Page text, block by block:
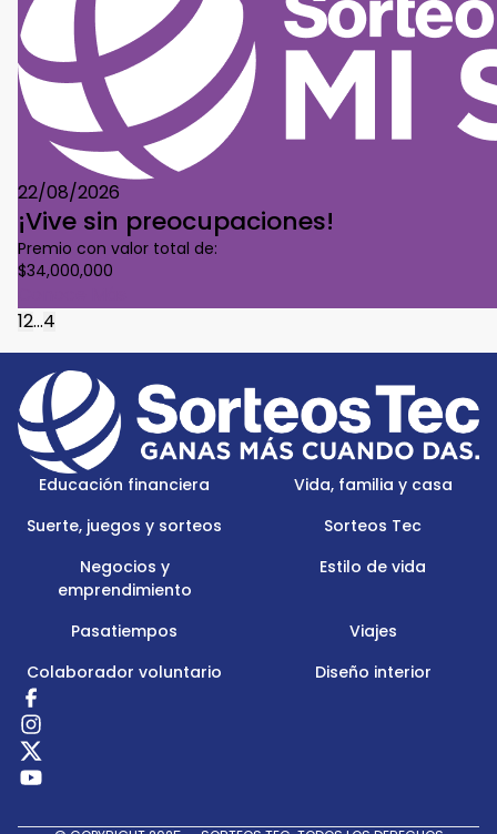
22/08/2026
¡Vive sin preocupaciones!
Premio con valor total de:
$34,000,000
12...4
Footer
Menu
Logo
Educación financiera
Vida, familia y casa
Suerte, juegos y sorteos
Sorteos Tec
Negocios y
emprendimiento
Estilo de vida
Pasatiempos
Viajes
Colaborador voluntario
Diseño interior
Redes
Sociales